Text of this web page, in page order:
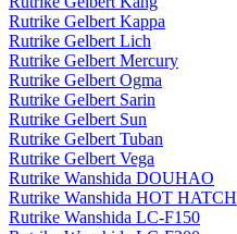
Rutrike Gelbert Kappa
Rutrike Gelbert Lich
Rutrike Gelbert Mercury
Rutrike Gelbert Ogma
Rutrike Gelbert Sarin
Rutrike Gelbert Sun
Rutrike Gelbert Tuban
Rutrike Gelbert Vega
Rutrike Wanshida DOUHAO
Rutrike Wanshida HOT HATCH
Rutrike Wanshida LC-F150